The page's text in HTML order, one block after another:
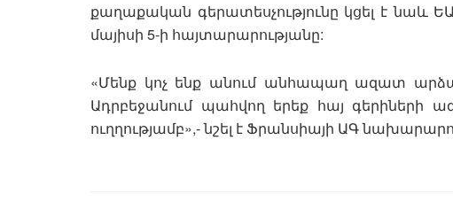
քաղաքական գերատեսչությունը կցել է
մայիսի 5-ի հայտարարությանը:
«Մենք կոչ ենք անում անհապաղ ազատ
Ադրբեջանում պահվող երեք հայ
ուղղությամբ»,- նշել է Ֆրանսիայի ԱԳ